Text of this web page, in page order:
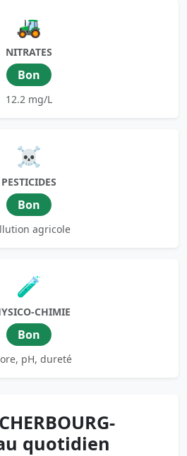
🚜
NITRATES
Bon
12.2 mg/L
☠️
PESTICIDES
Bon
agricole
🧪
CHIMIE
Bon
pH, dureté
quotidien